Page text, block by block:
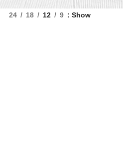
Show
9
12
18
24